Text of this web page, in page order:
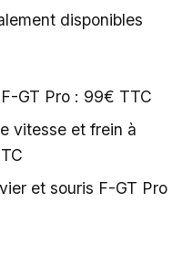
disponibles
GT Pro : 99€ TTC
vitesse et frein à
et souris F-GT Pro